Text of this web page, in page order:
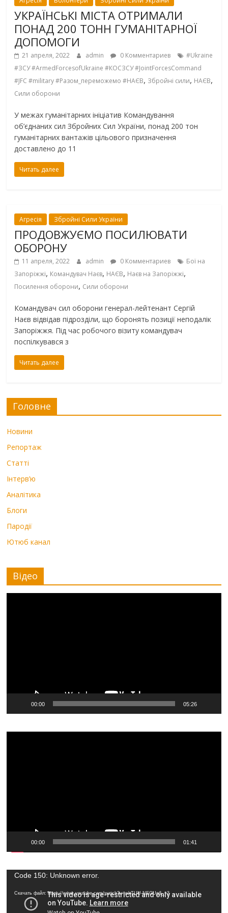
УКРАЇНСЬКІ МІСТА ОТРИМАЛИ
ПОНАД 200 ТОНН ГУМАНІТАРНОЇ
ДОПОМОГИ
21 апреля, 2022 admin 0 Комментариев
#Ukraine
#ЗСУ #ArmedForcesofUkraine #КОСЗСУ #JointForcesCommand
#JFC #military #Разом_переможемо #НАЄВ, Збройні сили, НАЄВ,
Сили оборони
У межах гуманітарних ініціатив Командування
об’єднаних сил Збройних Сил України, понад 200 тон
гуманітарних вантажів цільового призначення
доставлено до 11
Читать далее
Агресія Збройні Сили України
ПРОДОВЖУЄМО ПОСИЛЮВАТИ
ОБОРОНУ
11 апреля, 2022 admin 0 Комментариев
Бої на
Запоріжжі, Командувач Наєв, НАЄВ, Наєв на Запоріжжі,
Посилення оборони, Сили оборони
Командувач сил оборони генерал-лейтенант Сергій
Наєв відвідав підрозділи, що боронять позиції неподалік
Запоріжжя. Під час робочого візиту командувач
поспілкувався з
Читать далее
Головне
Новини
Репортаж
Статті
Інтерв’ю
Аналітика
Блоги
Пародії
Ютюб канал
Відео
00:00 05:26
00:00 01:41
Видеоплеер
Code 150: Unknown error.
Скачать файл: https://www.youtube.com/watch?v=wkTUU-NEGUg&_=3